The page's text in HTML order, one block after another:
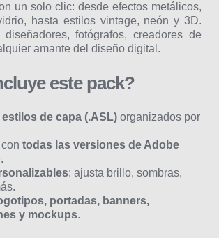
un solo clic: desde efectos metálicos,
hasta estilos vintage, neón y 3D.
diseñadores, fotógrafos, creadores de
amante del diseño digital.
este pack?
estilos de capa (.ASL) organizados por
todas las versiones de Adobe
.
: ajusta brillo, sombras,
portadas, banners,
y mockups.